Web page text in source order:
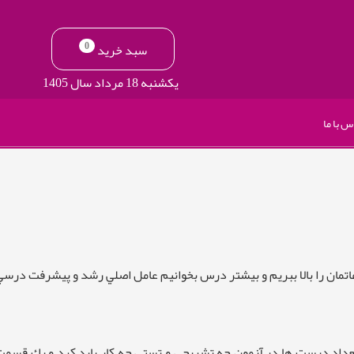
سبد خرید 0
یکشنبه 18 مرداد سال 1405
با ما
را بالا ببريم و بيشتر درس بخوانيم عامل اصلي رشد و پيشرفت